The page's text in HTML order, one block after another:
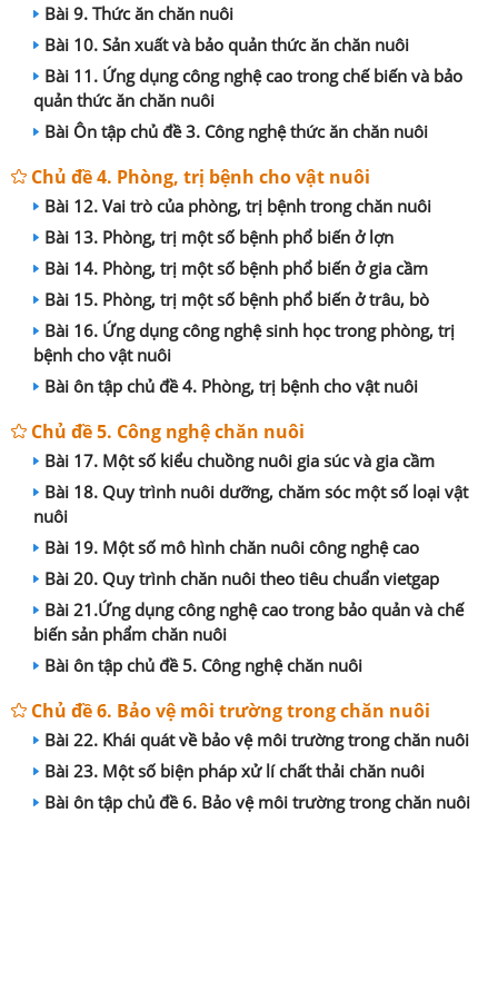
Bài 9. Thức ăn chăn nuôi
Bài 10. Sản xuất và bảo quản thức ăn chăn nuôi
Bài 11. Ứng dụng công nghệ cao trong chế biến và bảo
quản thức ăn chăn nuôi
Bài Ôn tập chủ đề 3. Công nghệ thức ăn chăn nuôi
Chủ đề 4. Phòng, trị bệnh cho vật nuôi
Bài 12. Vai trò của phòng, trị bệnh trong chăn nuôi
Bài 13. Phòng, trị một số bệnh phổ biến ở lợn
Bài 14. Phòng, trị một số bệnh phổ biến ở gia cầm
Bài 15. Phòng, trị một số bệnh phổ biến ở trâu, bò
Bài 16. Ứng dụng công nghệ sinh học trong phòng, trị
bệnh cho vật nuôi
Bài ôn tập chủ đề 4. Phòng, trị bệnh cho vật nuôi
Chủ đề 5. Công nghệ chăn nuôi
Bài 17. Một số kiểu chuồng nuôi gia súc và gia cầm
Bài 18. Quy trình nuôi dưỡng, chăm sóc một số loại vật
nuôi
Bài 19. Một số mô hình chăn nuôi công nghệ cao
Bài 20. Quy trình chăn nuôi theo tiêu chuẩn vietgap
Bài 21.Ứng dụng công nghệ cao trong bảo quản và chế
biến sản phẩm chăn nuôi
Bài ôn tập chủ đề 5. Công nghệ chăn nuôi
Chủ đề 6. Bảo vệ môi trường trong chăn nuôi
Bài 22. Khái quát về bảo vệ môi trường trong chăn nuôi
Bài 23. Một số biện pháp xử lí chất thải chăn nuôi
Bài ôn tập chủ đề 6. Bảo vệ môi trường trong chăn nuôi